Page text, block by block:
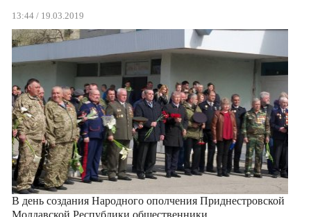
13:44 / 19.03.2019
В день создания Народного ополчения Приднестровской
Молдавской Республики общественники